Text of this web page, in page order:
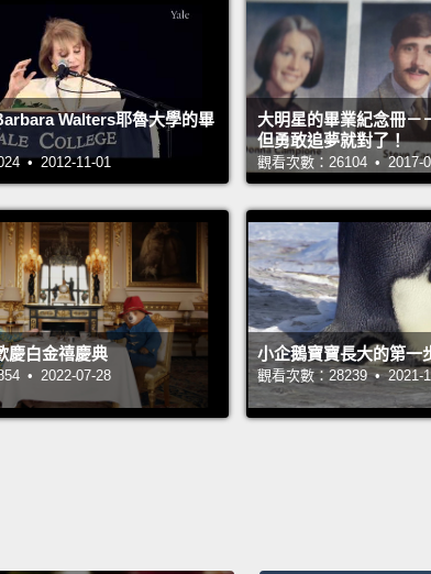
Walters耶魯大學的畢
• 2012-11-01
大明星的畢業紀念冊－
但勇敢追夢就對了！
觀看次數：26104 • 2017-
慶白金禧慶典
• 2022-07-28
小企鵝寶寶長大的第一
觀看次數：28239 • 2021-